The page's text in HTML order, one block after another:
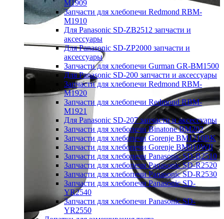
M1909
Запчасти для хлебопечи Redmond RBM-
M1910
Для Panasonic SD-ZB2512 запчасти и
аксессуары
Для Panasonic SD-ZP2000 запчасти и
аксессуары
Запчасти для хлебопечи Gurman GR-BM1500
Для Panasonic SD-200 запчасти и аксессуары
Запчасти для хлебопечи Redmond RBM-
M1920
Запчасти для хлебопечи Redmond RBM-
M1921
Для Panasonic SD-207 запчасти и аксессуары
Запчасти для хлебопечи Binatone BM202
Запчасти для хлебопечи Gorenje BM1210BK
Запчасти для хлебопечи Gorenje BM910WII
Запчасти для хлебопечи Panasonic SD-B2510
Запчасти для хлебопечи Panasonic SD-R2520
Запчасти для хлебопечи Panasonic SD-R2530
Запчасти для хлебопечи Panasonic SD-
YR2540
Запчасти для хлебопечи Panasonic SD-
YR2550